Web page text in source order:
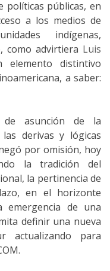
políticas públicas, en
a los medios de
indígenas,
como advirtiera Luis
elemento distintivo
a saber:
de asunción de la
derivas y lógicas
por omisión, hoy
la tradición del
la pertinencia de
en el horizonte
emergencia de una
definir una nueva
actualizando para